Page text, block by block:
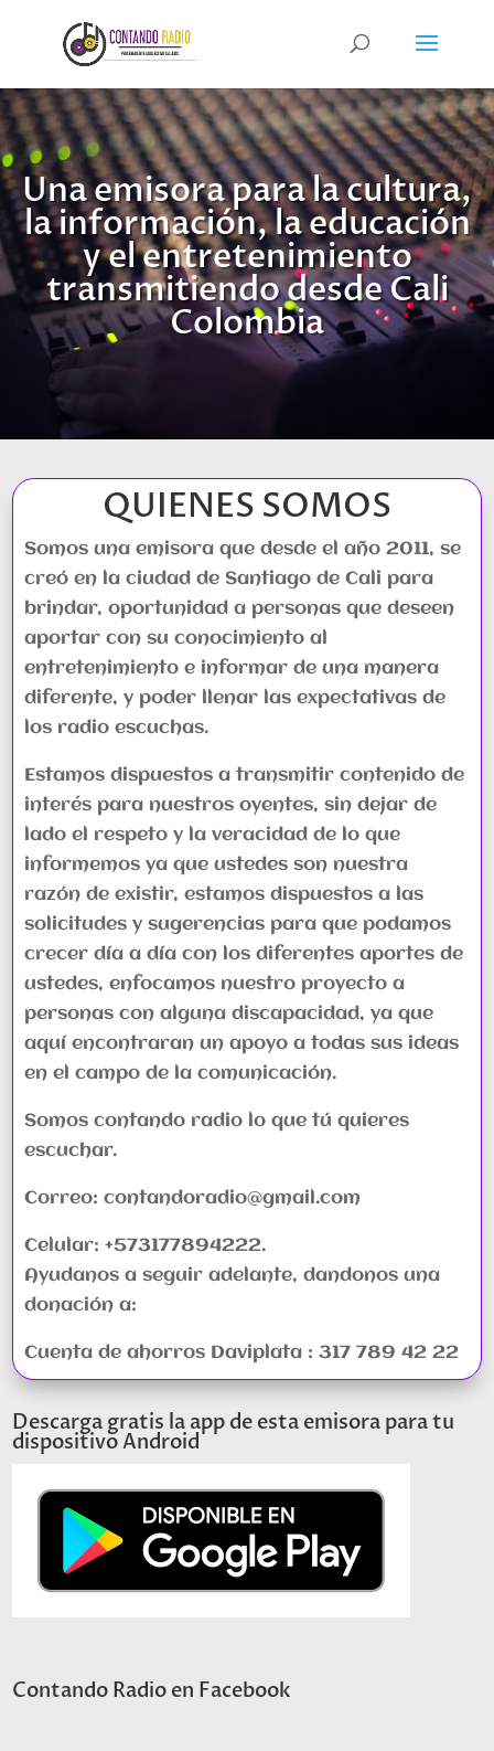
Una emisora para la cultura,
la información, la educación
y el entretenimiento
transmitiendo desde Cali
Colombia
QUIENES SOMOS
Somos una emisora que desde el año 2011, se
creó en la ciudad de Santiago de Cali para
brindar, oportunidad a personas que deseen
aportar con su conocimiento al
entretenimiento e informar de una manera
diferente, y poder llenar las expectativas de
los radio escuchas.
Estamos dispuestos a transmitir contenido de
interés para nuestros oyentes, sin dejar de
lado el respeto y la veracidad de lo que
informemos ya que ustedes son nuestra
razón de existir, estamos dispuestos a las
solicitudes y sugerencias para que podamos
crecer día a día con los diferentes aportes de
ustedes, enfocamos nuestro proyecto a
personas con alguna discapacidad, ya que
aquí encontraran un apoyo a todas sus ideas
en el campo de la comunicación.
Somos contando radio lo que tú quieres
escuchar.
Correo: contandoradio@gmail.com
Celular: +573177894222.
Ayudanos a seguir adelante, dandonos una
donación a:
Cuenta de ahorros Daviplata : 317 789 42 22
Descarga gratis la app de esta emisora para tu
dispositivo Android
Contando Radio en Facebook